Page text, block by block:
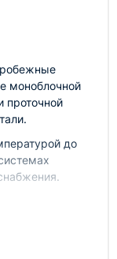
моноблочной
проточной
до